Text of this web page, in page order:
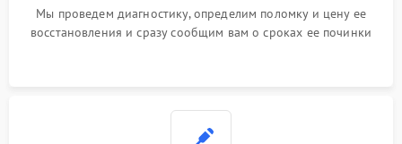
Мы проведем диагностику, определим поломку и цену ее
восстановления и сразу сообщим вам о сроках ее починки